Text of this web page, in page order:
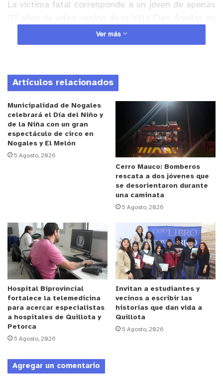
La víctima fatal corresponde a un joven de apenas
Ver más
Artículos relacionados
Municipalidad de Nogales
celebrará el Día del Niño y
de la Niña con un gran
espectáculo de circo en
Nogales y El Melón
5 Agosto, 2026
Cerro Mauco: Bomberos
rescata a dos jóvenes que
se desorientaron durante
una caminata
5 Agosto, 2026
Hospital Biprovincial
fortalece la telemedicina
para acercar especialistas
a hospitales de Quillota y
Petorca
5 Agosto, 2026
Invitan a estudiantes y
vecinos a escribir las
historias que dan vida a
Quillota
5 Agosto, 2026
Agregar un comentario